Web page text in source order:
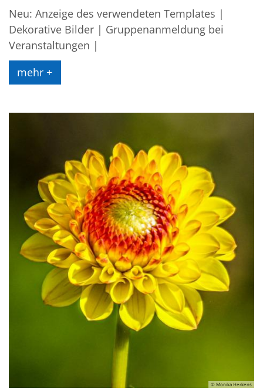
Neu: Anzeige des verwendeten Templates |
Dekorative Bilder | Gruppenanmeldung bei
Veranstaltungen |
mehr +
© Monika Herkens